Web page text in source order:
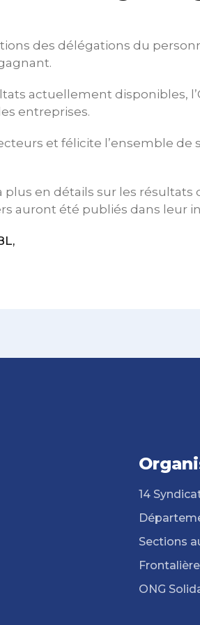
des délégations du
actuellement disponibles,
entreprises.
et félicite l’ensemble
plus en détails sur les
auront été publiés dans leur
14
Sections
ONG